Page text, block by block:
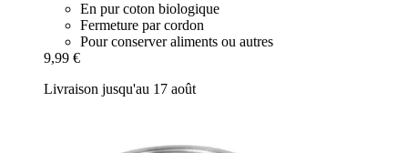
En pur coton biologique
Fermeture par cordon
Pour conserver aliments ou autres
9,99 €
Livraison jusqu'au 17 août